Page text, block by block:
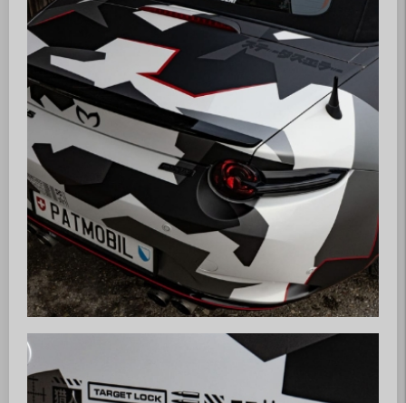
www.mx5-club-zuerisee.ch
info@mx5-club-zuerisee.ch
Über uns
Club
Vorstand
Mitglieder
News / Events
News
Events